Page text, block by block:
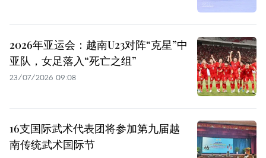
2026年亚运会：越南U23对阵“克星”中
亚队，女足落入“死亡之组”
23/07/2026 09:08
16支国际武术代表团将参加第九届越
南传统武术国际节